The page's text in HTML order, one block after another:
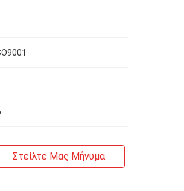
Στείλτε Μας Μήνυμα